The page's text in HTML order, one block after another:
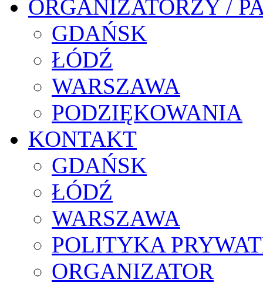
ORGANIZATORZY /
GDAŃSK
ŁÓDŹ
WARSZAWA
PODZIĘKOWANIA
KONTAKT
GDAŃSK
ŁÓDŹ
WARSZAWA
POLITYKA
ORGANIZATOR